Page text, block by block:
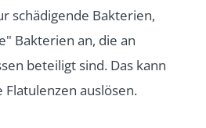
schädigende Bakterien,
Bakterien an, die an
beteiligt sind. Das kann
auslösen.